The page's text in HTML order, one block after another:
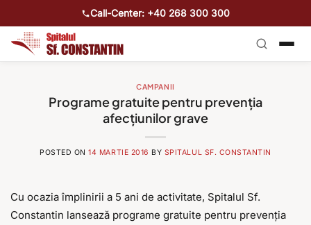
Call-Center: +40 268 300 300
CAMPANII
Programe gratuite pentru prevenția
afecțiunilor grave
POSTED ON14 MARTIE 2016 BY SPITALUL SF. CONSTANTIN
Cu ocazia împlinirii a 5 ani de activitate, Spitalul Sf.
Constantin lansează programe gratuite pentru prevenția